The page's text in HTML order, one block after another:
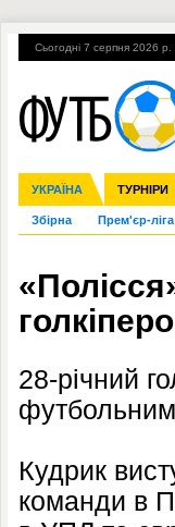
Сьогодні 7 серпня 2026 р.
УКРАЇНА ТУРНІРИ
Збірна Прем'єр-ліга
Ліга чемпіонів Ліга
Англія Іспанія
ЧС-2014 ЄВРО-2016
Гарячі теми УПЛ, 1-й
28-річний
Кудрик
команди в